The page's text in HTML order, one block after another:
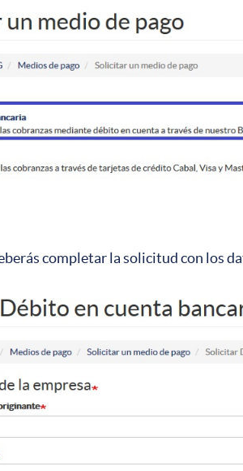
completar la solicitud con los